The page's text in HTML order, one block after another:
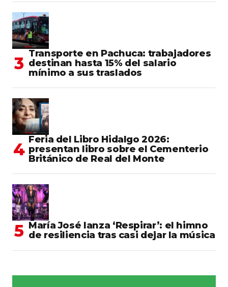
Transporte en Pachuca: trabajadores
destinan hasta 15% del salario
mínimo a sus traslados
Feria del Libro Hidalgo 2026:
presentan libro sobre el Cementerio
Británico de Real del Monte
María José lanza ‘Respirar’: el himno
de resiliencia tras casi dejar la música